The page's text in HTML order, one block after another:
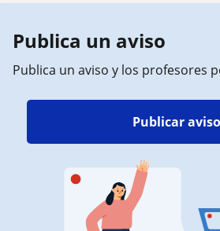
Publica un aviso
Publica un aviso y los profesores
Publicar aviso